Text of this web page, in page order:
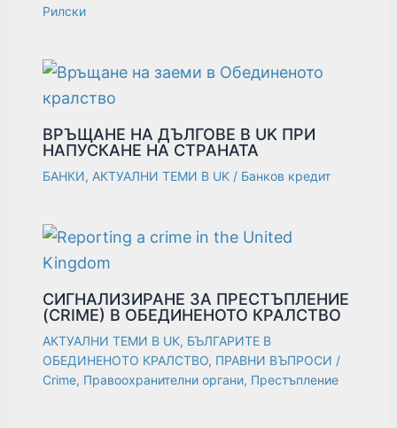
Рилски
ВРЪЩАНЕ НА ДЪЛГОВЕ В UK ПРИ
НАПУСКАНЕ НА СТРАНАТА
БАНКИ, АКТУАЛНИ ТЕМИ В UK / Банков кредит
СИГНАЛИЗИРАНЕ ЗА ПРЕСТЪПЛЕНИЕ
(CRIME) В ОБЕДИНЕНОТО КРАЛСТВО
АКТУАЛНИ ТЕМИ В UK, БЪЛГАРИТЕ В
ОБЕДИНЕНОТО КРАЛСТВО, ПРАВНИ ВЪПРОСИ /
Crime, Правоохранителни органи, Престъпление